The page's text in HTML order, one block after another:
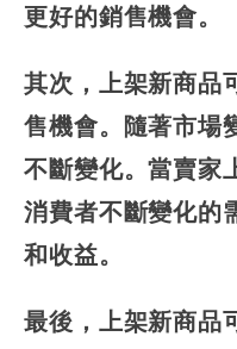
更好的銷售機會。
其次，上架新商品
售機會。隨著市場
不斷變化。當賣家
消費者不斷變化的
和收益。
最後，上架新商品